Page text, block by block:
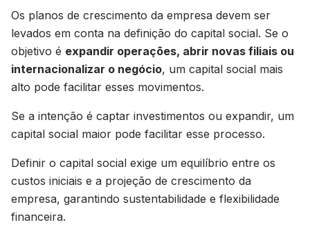
Os planos de crescimento da empresa devem ser
levados em conta na definição do capital social. Se o
objetivo é expandir operações, abrir novas filiais ou
internacionalizar o negócio, um capital social mais
alto pode facilitar esses movimentos.
Se a intenção é captar investimentos ou expandir, um
capital social maior pode facilitar esse processo.
Definir o capital social exige um equilíbrio entre os
custos iniciais e a projeção de crescimento da
empresa, garantindo sustentabilidade e flexibilidade
financeira.